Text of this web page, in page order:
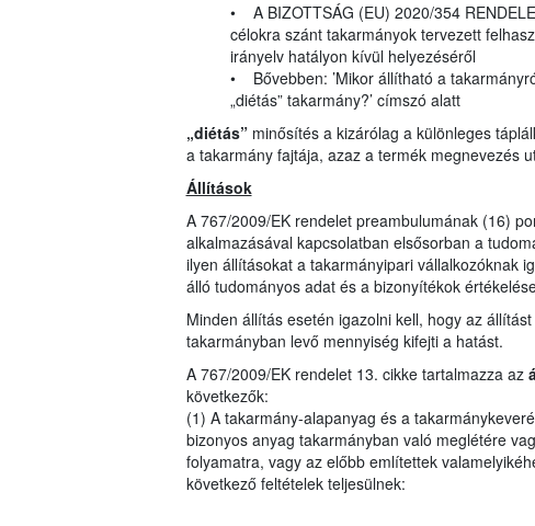
• A BIZOTTSÁG (EU) 2020/354
célokra szánt takarmányok tervezett
irányelv hatályon kívül helyezéséről
• Bővebben: ’Mikor állítható a
„diétás” takarmány?’ címszó alatt
„diétás”minősítés a kizárólag a különleges
a takarmány fajtája, azaz a termék megnevezés
Állítások
A 767/2009/EK rendelet preambulumának (16)
alkalmazásával kapcsolatban elsősorban a
ilyen állításokat a takarmányipari vállalkozóknak
álló tudományos adat és a bizonyítékok
Minden állítás esetén igazolni kell, hogy az
takarmányban levő mennyiség kifejti a hatást.
A 767/2009/EK rendelet 13. cikke tartalmazza az
következők:
(1) A takarmány-alapanyag és a
bizonyos anyag takarmányban való meglétére
folyamatra, vagy az előbb említettek
következő feltételek teljesülnek: